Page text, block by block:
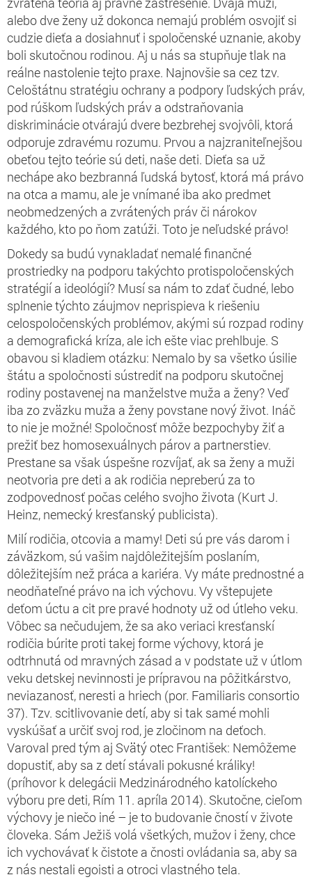
alebo dve ženy už dokonca nemajú problém osvojiť si
cudzie dieťa a dosiahnuť i spoločenské uznanie, akoby
boli skutočnou rodinou. Aj u nás sa stupňuje tlak na
reálne nastolenie tejto praxe. Najnovšie sa cez tzv.
Celoštátnu stratégiu ochrany a podpory ľudských práv,
pod rúškom ľudských práv a odstraňovania
diskriminácie otvárajú dvere bezbrehej svojvôli, ktorá
odporuje zdravému rozumu. Prvou a najzraniteľnejšou
obeťou tejto teórie sú deti, naše deti. Dieťa sa už
nechápe ako bezbranná ľudská bytosť, ktorá má právo
na otca a mamu, ale je vnímané iba ako predmet
neobmedzených a zvrátených práv či nárokov
každého, kto po ňom zatúži. Toto je neľudské právo!
Dokedy sa budú vynakladať nemalé finančné
prostriedky na podporu takýchto protispoločenských
stratégií a ideológií? Musí sa nám to zdať čudné, lebo
splnenie týchto záujmov neprispieva k riešeniu
celospoločenských problémov, akými sú rozpad rodiny
a demografická kríza, ale ich ešte viac prehlbuje. S
obavou si kladiem otázku: Nemalo by sa všetko úsilie
štátu a spoločnosti sústrediť na podporu skutočnej
rodiny postavenej na manželstve muža a ženy? Veď
iba zo zväzku muža a ženy povstane nový život. Ináč
to nie je možné! Spoločnosť môže bezpochyby žiť a
prežiť bez homosexuálnych párov a partnerstiev.
Prestane sa však úspešne rozvíjať, ak sa ženy a muži
neotvoria pre deti a ak rodičia nepreberú za to
zodpovednosť počas celého svojho života (Kurt J.
Heinz, nemecký kresťanský publicista).
Milí rodičia, otcovia a mamy! Deti sú pre vás darom i
záväzkom, sú vašim najdôležitejším poslaním,
dôležitejším než práca a kariéra. Vy máte prednostné a
neodňateľné právo na ich výchovu. Vy vštepujete
deťom úctu a cit pre pravé hodnoty už od útleho veku.
Vôbec sa nečudujem, že sa ako veriaci kresťanskí
rodičia búrite proti takej forme výchovy, ktorá je
odtrhnutá od mravných zásad a v podstate už v útlom
veku detskej nevinnosti je prípravou na pôžitkárstvo,
neviazanosť, neresti a hriech (por. Familiaris consortio
37). Tzv. scitlivovanie detí, aby si tak samé mohli
vyskúšať a určiť svoj rod, je zločinom na deťoch.
Varoval pred tým aj Svätý otec František: Nemôžeme
dopustiť, aby sa z detí stávali pokusné králiky!
(príhovor k delegácii Medzinárodného katolíckeho
výboru pre deti, Rím 11. apríla 2014). Skutočne, cieľom
výchovy je niečo iné – je to budovanie čností v živote
človeka. Sám Ježiš volá všetkých, mužov i ženy, chce
ich vychovávať k čistote a čnosti ovládania sa, aby sa
z nás nestali egoisti a otroci vlastného tela.